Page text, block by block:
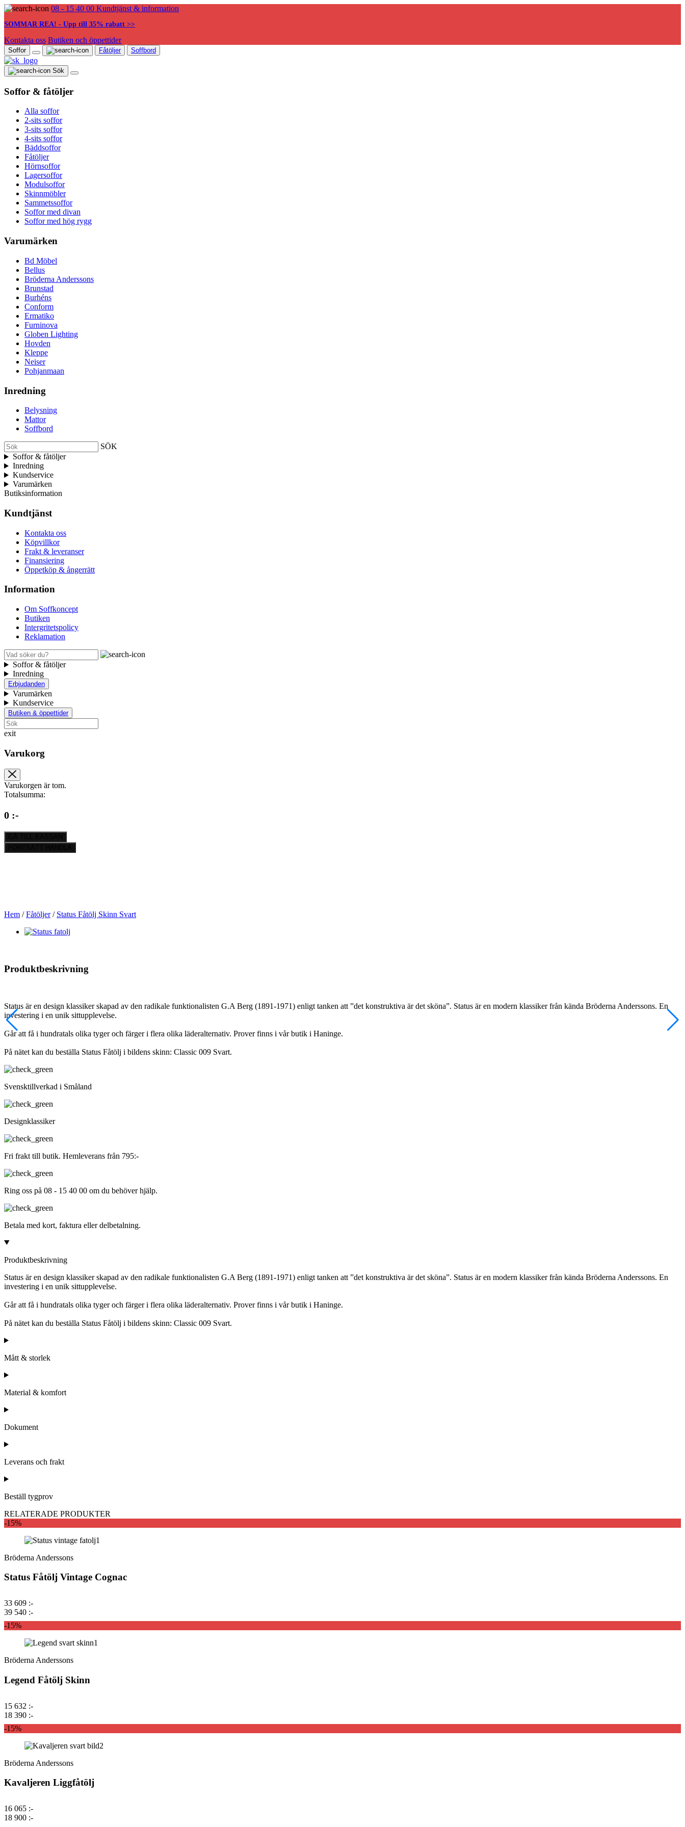
08 - 15 40 00 Kundtjänst & information
SOMMAR REA! - Upp till 35% rabatt >>
Kontakta oss Butiken och öppettider
Soffor Fåtöljer Soffbord
Sök
Soffor & fåtöljer
Alla soffor
2-sits soffor
3-sits soffor
4-sits soffor
Bäddsoffor
Fåtöljer
Hörnsoffor
Lagersoffor
Modulsoffor
Skinnmöbler
Sammetssoffor
Soffor med divan
Soffor med hög rygg
Varumärken
Bd Möbel
Bellus
Bröderna Anderssons
Brunstad
Burhéns
Conform
Ermatiko
Furninova
Globen Lighting
Hovden
Kleppe
Neiser
Pohjanmaan
Inredning
Belysning
Mattor
Soffbord
SÖK
Soffor & fåtöljer
Inredning
Kundservice
Varumärken
Butiksinformation
Kundtjänst
Kontakta oss
Köpvillkor
Frakt & leveranser
Finansiering
Öppetköp & ångerrätt
Information
Om Soffkoncept
Butiken
Intergritetspolicy
Reklamation
Soffor & fåtöljer
Inredning
Erbjudanden
Varumärken
Kundservice
Butiken & öppettider
exit
Varukorg
Varukorgen är tom.
Totalsumma:
0 :-
Hem / Fåtöljer / Status Fåtölj Skinn Svart
Produktbeskrivning
Status är en design klassiker skapad av den radikale funktionalisten G.A Berg (1891-1971) enligt tanken att ”det konstruktiva är det sköna”. Status är en modern klassiker från kända Bröderna Anderssons. En
investering i en unik sittupplevelse.
Går att få i hundratals olika tyger och färger i flera olika läderalternativ. Prover finns i vår butik i Haninge.
På nätet kan du beställa Status Fåtölj i bildens skinn: Classic 009 Svart.
Svensktillverkad i Småland
Designklassiker
Fri frakt till butik. Hemleverans från 795:-
Ring oss på 08 - 15 40 00 om du behöver hjälp.
Betala med kort, faktura eller delbetalning.
Produktbeskrivning
Status är en design klassiker skapad av den radikale funktionalisten G.A Berg (1891-1971) enligt tanken att ”det konstruktiva är det sköna”. Status är en modern klassiker från kända Bröderna Anderssons. En
investering i en unik sittupplevelse.
Går att få i hundratals olika tyger och färger i flera olika läderalternativ. Prover finns i vår butik i Haninge.
På nätet kan du beställa Status Fåtölj i bildens skinn: Classic 009 Svart.
Mått & storlek
Material & komfort
Dokument
Leverans och frakt
Beställ tygprov
RELATERADE PRODUKTER
-15%
Bröderna Anderssons
Status Fåtölj Vintage Cognac
33 609 :-
39 540 :-
-15%
Bröderna Anderssons
Legend Fåtölj Skinn
15 632 :-
18 390 :-
-15%
Bröderna Anderssons
Kavaljeren Liggfåtölj
16 065 :-
18 900 :-